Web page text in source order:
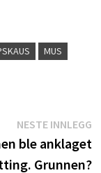
MUS
NESTE INNLEGG
ble anklaget
Grunnen?